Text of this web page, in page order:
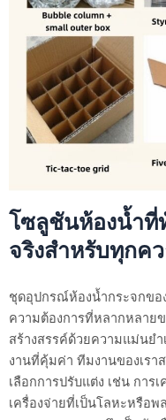
โซลูชันห้องน้ำที่
จริงสำหรับทุกค
ชุดอุปกรณ์ห้องน้ำกระจกขอ
ความต้องการที่หลากหลาย
สร้างสรรค์ด้วยความแม่นย
งานที่คุ้มค่า ทีมงานของเรา
เลือกการปรับแต่ง เช่น การ
เครื่องจ่ายที่เป็นโลหะหรือ